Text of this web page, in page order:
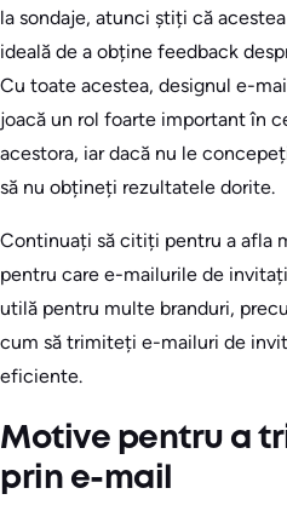
la sondaje, atunci știți că
ideală de a obține feedback
Cu toate acestea, designul e-
joacă un rol foarte important în
acestora, iar dacă nu le
să nu obțineți rezultatele dorite.
Continuați să citiți pentru a afla
pentru care e-mailurile de
utilă pentru multe branduri,
cum să trimiteți e-mailuri de
eficiente.
Motive pentru a
prin e-mail